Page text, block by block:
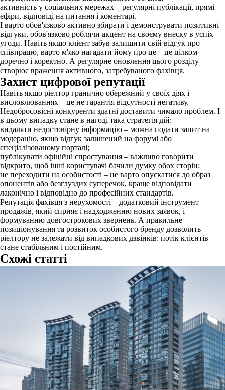
активність у соціальних мережах – регулярні публікації, прямі
ефіри, відповіді на питання і коментарі.
І варто обов'язково активно збирати і демонструвати позитивні
відгуки, обов'язково роблячи акцент на своєму внеску в успіх
угоди. Навіть якщо клієнт забув залишити свій відгук про
співпрацю, варто м'яко нагадати йому про це – це цілком
доречно і коректно. А регулярне оновлення цього розділу
створює враження активного, затребуваного фахівця.
Захист цифрової репутації
Навіть якщо ріелтор гранично обережний у своїх діях і
висловлюваннях – це не гарантія відсутності негативу.
Недобросовісні конкуренти здатні доставити чимало проблем. І
в цьому випадку стане в нагоді така стратегія дій:
видаляти недостовірну інформацію – можна подати запит на
модерацію, якщо відгук залишений на форумі або
спеціалізованому порталі;
публікувати офіційні спростування – важливо говорити
відкрито, щоб інші користувачі бачили думку обох сторін;
не переходити на особистості – не варто опускатися до образ
опонентів або безглуздих суперечок, краще відповідати
лаконічно і відповідно до професійних стандартів.
Репутація фахівця з нерухомості – додатковий інструмент
продажів, який сприяє і надходженню нових заявок, і
формуванню довгострокових звернень. А правильне
позиціонування та розвиток особистого бренду дозволить
ріелтору не залежати від випадкових дзвінків: потік клієнтів
стане стабільним і постійним.
Схожі статті